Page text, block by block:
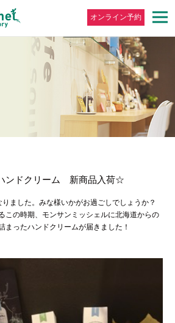
オンライン予約
ンドクリーム 新商品入荷☆
ました。みな様いかがお過ごしでしょうか？
この時期、モンサンミッシェルに北海道からの
まったハンドクリームが届きました！